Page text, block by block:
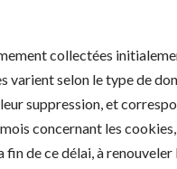
collectées
selon le type de
suppression, et
concernant les
fin de ce délai, à